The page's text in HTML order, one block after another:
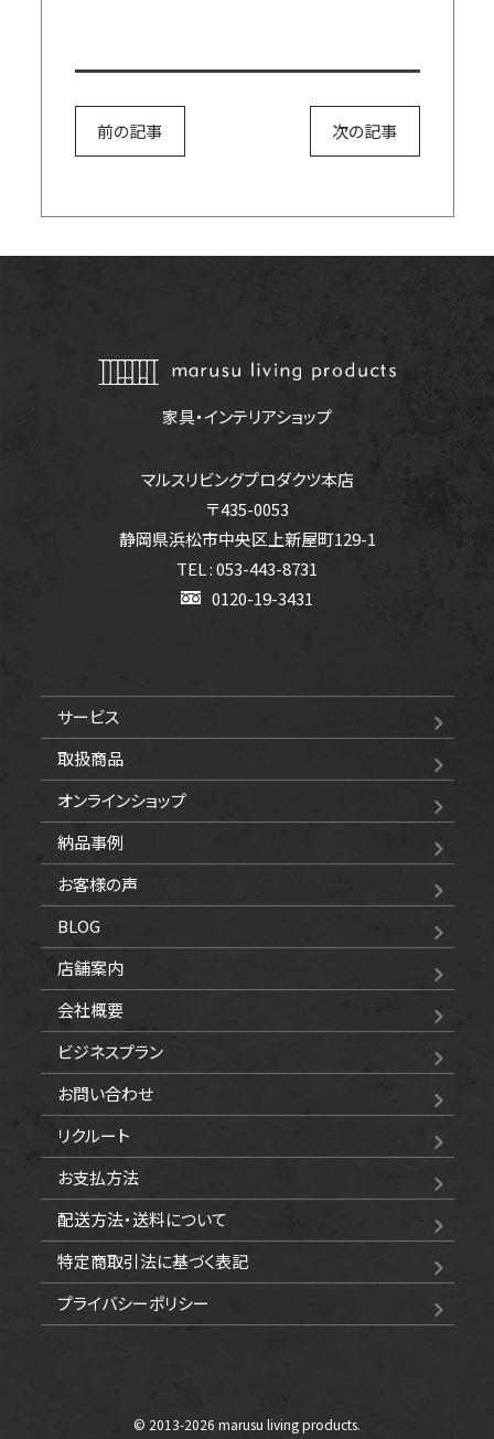
前の記事 次の記事
家具・インテリアショップ
マルスリビングプロダクツ本店
〒435-0053
静岡県浜松市中央区上新屋町129-1
TEL : 053-443-8731
0120-19-3431
サービス
取扱商品
オンラインショップ
納品事例
お客様の声
BLOG
店舗案内
会社概要
ビジネスプラン
お問い合わせ
リクルート
お支払方法
配送方法・送料について
特定商取引法に基づく表記
プライバシーポリシー
© 2013-2026 marusu living products.